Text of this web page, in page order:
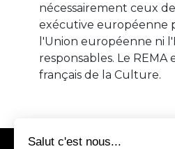
nécessairement ceux
exécutive européenne
l'Union européenne ni
responsables. Le
français de la Culture.